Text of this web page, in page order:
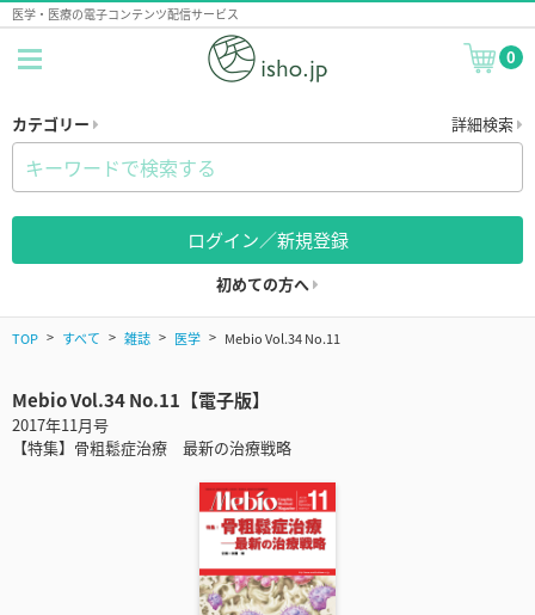
医学・医療の電子コンテンツ配信サービス
0
カテゴリー 詳細検索
ログイン／新規登録
初めての方へ
TOP すべて 雑誌 医学 Mebio Vol.34 No.11
Mebio Vol.34 No.11【電子版】
2017年11月号
【特集】骨粗鬆症治療 最新の治療戦略